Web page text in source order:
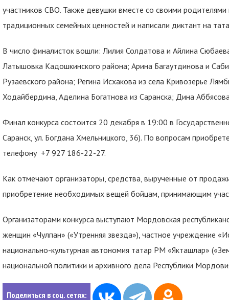
участников СВО. Также девушки вместе со своими родителями
традиционных семейных ценностей и написали диктант на
В число финалисток вошли: Лилия Солдатова и Айлина
Латышовка Кадошкинского района; Арина Багаутдинова и
Рузаевского района; Регина Исхакова из села Кривозерье
Ходайбердина, Аделина Богатнова из Саранска; Дина
Финал конкурса состоится 20 декабря в 19:00 в
Саранск, ул. Богдана Хмельницкого, 36). По вопросам
телефону +7 927 186-22-27.
Как отмечают организаторы, средства, вырученные от
приобретение необходимых вещей бойцам, принимающим
Организаторами конкурса выступают Мордовская
женщин «Чулпан» («Утренняя звезда»), частное учреждение
национально-культурная автономия татар РМ «Якташлар»
национальной политики и архивного дела Республики
Поделиться в соц. сетях: